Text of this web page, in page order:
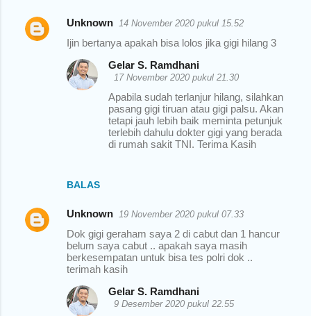
Unknown 14 November 2020 pukul 15.52
Ijin bertanya apakah bisa lolos jika gigi hilang 3
BALAS
Gelar S. Ramdhani
17 November 2020 pukul 21.30
Apabila sudah terlanjur hilang, silahkan
pasang gigi tiruan atau gigi palsu. Akan
tetapi jauh lebih baik meminta petunjuk
terlebih dahulu dokter gigi yang berada
di rumah sakit TNI. Terima Kasih
Unknown 19 November 2020 pukul 07.33
Dok gigi geraham saya 2 di cabut dan 1 hancur
belum saya cabut .. apakah saya masih
berkesempatan untuk bisa tes polri dok ..
terimah kasih
Gelar S. Ramdhani
9 Desember 2020 pukul 22.55